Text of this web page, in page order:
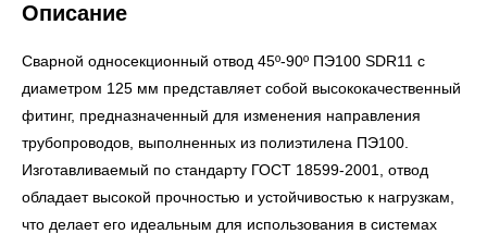
Описание
Сварной односекционный отвод 45º-90º ПЭ100 SDR11 с
диаметром 125 мм представляет собой высококачественный
фитинг, предназначенный для изменения направления
трубопроводов, выполненных из полиэтилена ПЭ100.
Изготавливаемый по стандарту ГОСТ 18599-2001, отвод
обладает высокой прочностью и устойчивостью к нагрузкам,
что делает его идеальным для использования в системах